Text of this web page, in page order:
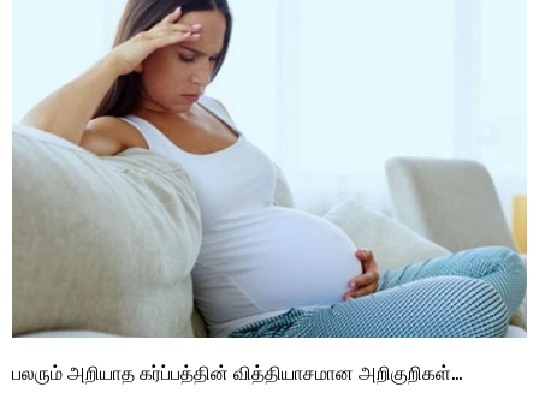
பலரும் அறியாத கர்ப்பத்தின் வித்தியாசமான அறிகுறிகள்…